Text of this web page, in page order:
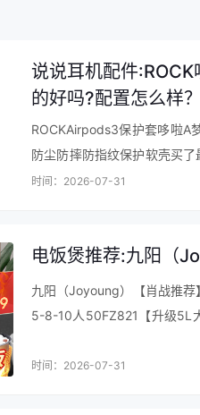
电器口碑评价
说说耳机配件
的好吗?配置怎么样？
ROCKAirpods3保护套哆啦A
防尘防摔防指纹保护软壳买
这个壳我真的是爱了贼萌本来
时间：2026-07-31
电饭煲推荐:九阳（
九阳（Joyoung）【肖战推
5-8-10人50FZ821【升级5L
时间：2026-07-31